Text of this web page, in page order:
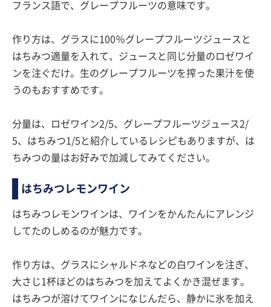
フランス語で、グレープフルーツの意味です。
作り方は、グラスに100％グレープフルーツジュースと
はちみつ適量を入れて、ジュースと同じ分量のロゼワイ
ンを注ぐだけ。生のグレープフルーツを搾った果汁を使
うのもおすすめです。
分量は、ロゼワイン2/5、グレープフルーツジュース2/
5、はちみつ1/5と紹介しているレシピもありますが、は
ちみつの量はお好みで加減してみてください。
はちみつレモンワイン
はちみつレモンワインは、ワインをかんたんにアレンジ
してたのしめるのが魅力です。
作り方は、グラスにシャルドネなどの白ワインを注ぎ、
大さじ1杯ほどのはちみつを加えてよくかき混ぜます。
はちみつが溶けてワインになじんだら、静かに氷を加え